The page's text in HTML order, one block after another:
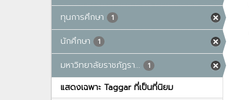
ทุนการศึกษา 1
นักศึกษา 1
มหาวิทยาลัยราชภัฏรา... 1
แสดงเฉพาะ Taggar ที่เป็นที่นิยม